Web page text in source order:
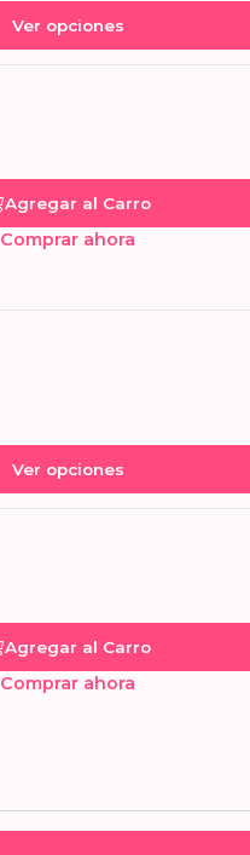
Ver opciones
Agregar al Carro
Comprar ahora
Ver opciones
Agregar al Carro
Comprar ahora